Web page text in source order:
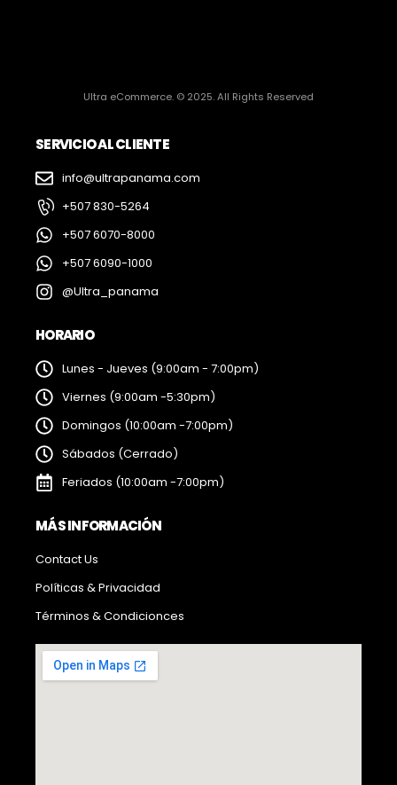
Ultra eCommerce. © 2025. All Rights Reserved
SERVICIO AL CLIENTE
info@ultrapanama.com
+507 830-5264
+507 6070-8000
+507 6090-1000
@Ultra_panama
HORARIO
Lunes - Jueves (9:00am - 7:00pm)
Viernes (9:00am -5:30pm)
Domingos (10:00am -7:00pm)
Sábados (Cerrado)
Feriados (10:00am -7:00pm)
MÁS INFORMACIÓN
Contact Us
Políticas & Privacidad
Términos & Condicionces